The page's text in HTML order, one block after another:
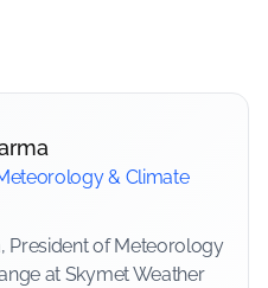
& Climate
President of Meteorology
at Skymet Weather